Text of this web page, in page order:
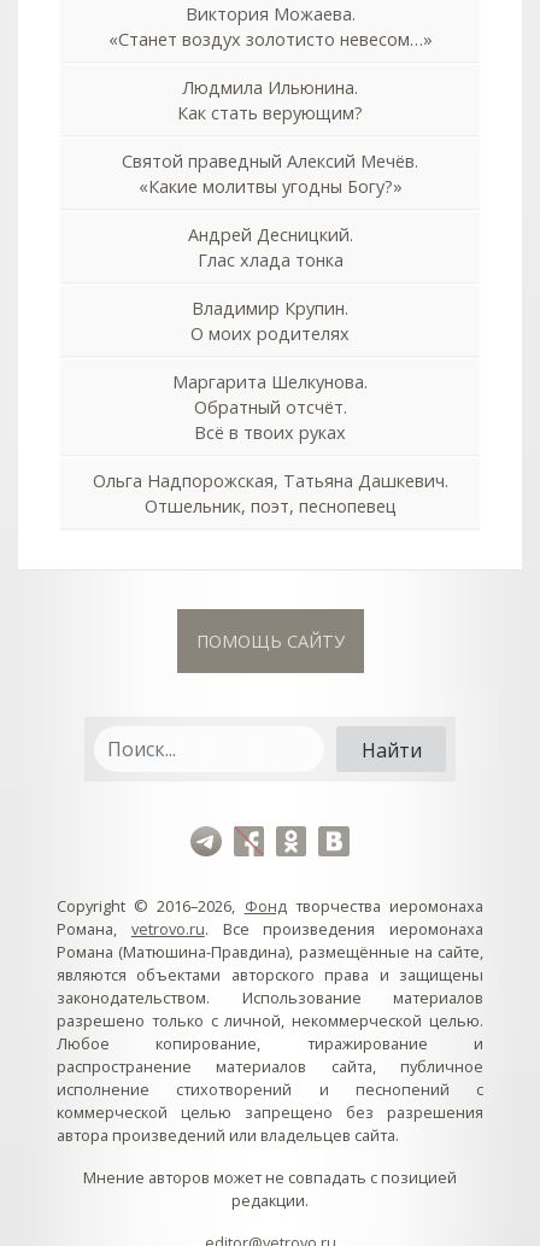
Виктория Можаева.
«Станет воздух золотисто невесом…»
Людмила Ильюнина.
Как стать верующим?
Святой праведный Алексий Мечёв.
«Какие молитвы угодны Богу?»
Андрей Десницкий.
Глас хлада тонка
Владимир Крупин.
О моих родителях
Маргарита Шелкунова.
Обратный отсчёт.
Всё в твоих руках
Ольга Надпорожская, Татьяна Дашкевич.
Отшельник, поэт, песнопевец
ПОМОЩЬ САЙТУ
Copyright © 2016–2026, Фондтворчества иеромонаха
Романа, vetrovo.ru. Все произведения иеромонаха
Романа (Матюшина-Правдина), размещённые на сайте,
являются объектами авторского права и защищены
законодательством. Использование материалов
разрешено только с личной, некоммерческой целью.
Любое копирование, тиражирование и
распространение материалов сайта, публичное
исполнение стихотворений и песнопений с
коммерческой целью запрещено без разрешения
автора произведений или владельцев сайта.
Мнение авторов может не совпадать с позицией
редакции.